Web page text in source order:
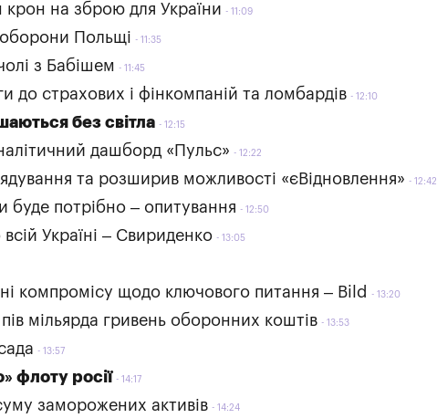
крон на зброю для України 11:09
Польщі 11:35
з Бабішем 11:45
до страхових і фінкомпаній та ломбардів 12:10
без світла 12:15
дашборд «Пульс» 12:22
та розширив можливості «єВідновлення» 12:42
буде потрібно – опитування 12:50
Україні – Свириденко 13:05
компромісу щодо ключового питання – Bild 13:20
мільярда гривень оборонних коштів 13:53
13:57
флоту росії 14:17
заморожених активів 14:24